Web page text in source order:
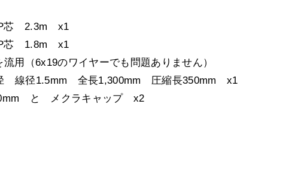
芯 2.3m x1
芯 1.8m x1
用（6x19のワイヤーでも問題ありません）
径 線径1.5mm 全長1,300mm 圧縮長350mm x1
と メクラキャップ x2